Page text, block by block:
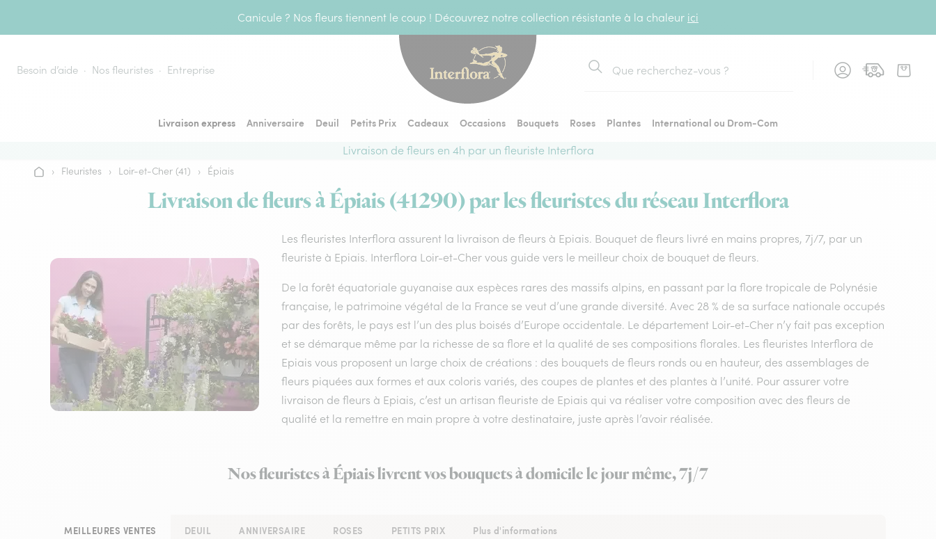
Canicule ? Nos fleurs tiennent le coup ! Découvrez notre collection résistante à la chaleur ici
Besoin d’aide Nos fleuristes Entreprise
Rechercher
Livraison express Anniversaire Deuil Petits Prix Cadeaux Occasions Bouquets Roses Plantes
International ou Drom-Com
Livraison de fleurs en 4h par un fleuriste Interflora
Accueil
› Fleuristes › Loir-et-Cher (41) › Épiais
Livraison de fleurs à Épiais (41290) par les fleuristes du réseau Interflora
Les fleuristes Interflora assurent la livraison de fleurs à Epiais. Bouquet de fleurs livré en mains propres, 7j/7, par un
fleuriste à Epiais. Interflora Loir-et-Cher vous guide vers le meilleur choix de bouquet de fleurs.
De la forêt équatoriale guyanaise aux espèces rares des massifs alpins, en passant par la flore tropicale de Polynésie
française, le patrimoine végétal de la France se veut d’une grande diversité. Avec 28 % de sa surface nationale occupés
par des forêts, le pays est l’un des plus boisés d’Europe occidentale. Le département Loir-et-Cher n’y fait pas exception
et se démarque même par la richesse de sa flore et la qualité de ses compositions florales. Les fleuristes Interflora de
Epiais vous proposent un large choix de créations : des bouquets de fleurs ronds ou en hauteur, des assemblages de
fleurs piquées aux formes et aux coloris variés, des coupes de plantes et des plantes à l’unité. Pour assurer votre
livraison de fleurs à Epiais, c’est un artisan fleuriste de Epiais qui va réaliser votre composition avec des fleurs de
qualité et la remettre en main propre à votre destinataire, juste après l’avoir réalisée.
Nos fleuristes à Épiais livrent vos bouquets à domicile le jour même, 7j/7
MEILLEURES VENTES DEUIL ANNIVERSAIRE ROSES PETITS PRIX Plus d'informations